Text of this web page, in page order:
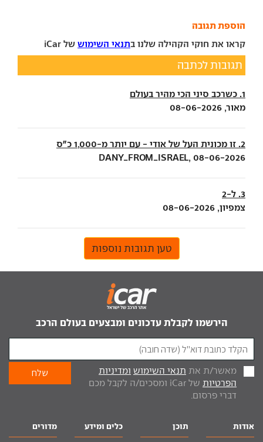
הוספת תגובה
קראו את חוקי הקהילה שלנו בתנאי השימוש של iCar
תגובות לכתבה
1. כשרכב סיני הכי מהיר בעולם
מאור, 08-06-2026
2. זו מכונית העל של אודי - עם יותר מ-1,000 כ"ס
DANY_FROM_ISRAEL, 08-06-2026
3. ל-2
צמפיון, 08-06-2026
טען תגובות נוספות
הירשמו לקבלת עדכונים ומבצעים בעולם הרכב
מאשר/ת את תנאי השימוש ומדיניות
הפרטיות
של iCar ומסכים/ה לקבל מכם
דברי פרסום.
אודות תוכן כלים ומידע מדורים